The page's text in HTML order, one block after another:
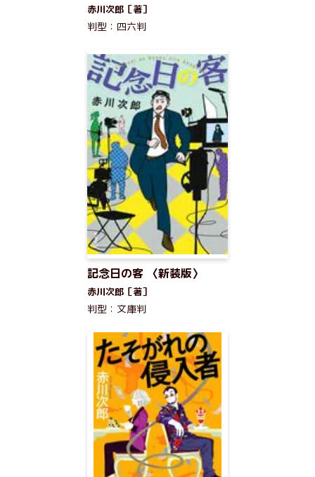
赤川次郎［著］
判型：四六判
記念日の客 〈新装版〉
赤川次郎［著］
判型：文庫判